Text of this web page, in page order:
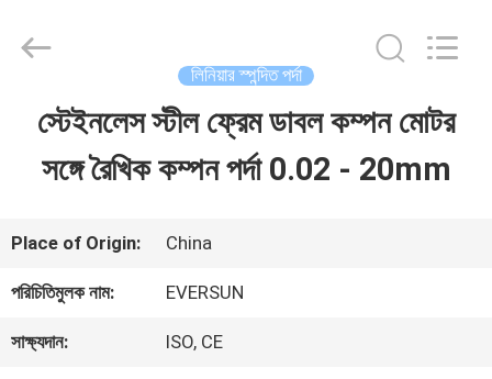
বাড়ি
VR
প্রদর্শন
(Henan)
লিনিয়ার স্পন্দিত পর্দা
স্টেইনলেস স্টীল ফ্রেম ডাবল কম্পন মোটর
সঙ্গে রৈখিক কম্পন পর্দা 0.02 - 20mm
Place of Origin: China
পরিচিতিমুলক নাম: EVERSUN
সাক্ষ্যদান: ISO, CE